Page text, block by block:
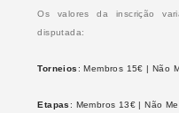
Os valores da inscrição
disputada:
Torneios : Membros 15€ | Não
Etapas : Membros 13€ | Não